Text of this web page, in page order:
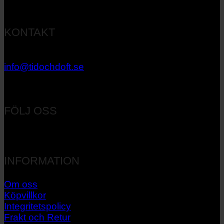
KONTAKT
info@tidochdoft.se
FÖLJ OSS
INFORMATION
Om oss
Köpvillkor
Integritetspolicy
Frakt och Retur